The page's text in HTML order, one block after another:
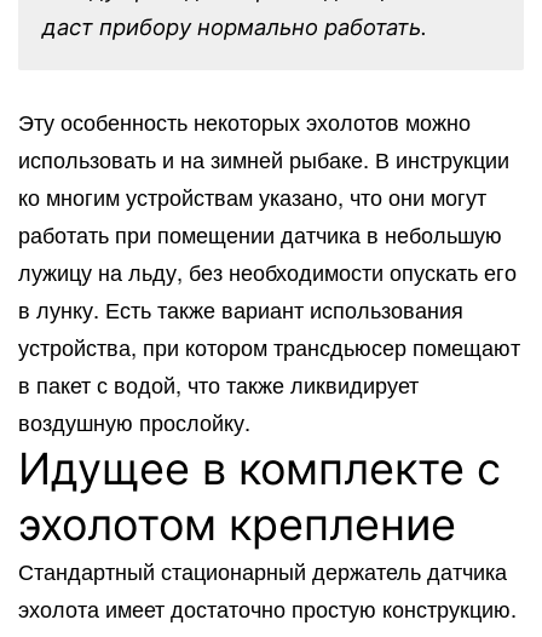
даст прибору нормально работать.
Эту особенность некоторых эхолотов можно
использовать и на зимней рыбаке. В инструкции
ко многим устройствам указано, что они могут
работать при помещении датчика в небольшую
лужицу на льду, без необходимости опускать его
в лунку. Есть также вариант использования
устройства, при котором трансдьюсер помещают
в пакет с водой, что также ликвидирует
воздушную прослойку.
Идущее в комплекте с
эхолотом крепление
Стандартный стационарный держатель датчика
эхолота имеет достаточно простую конструкцию.